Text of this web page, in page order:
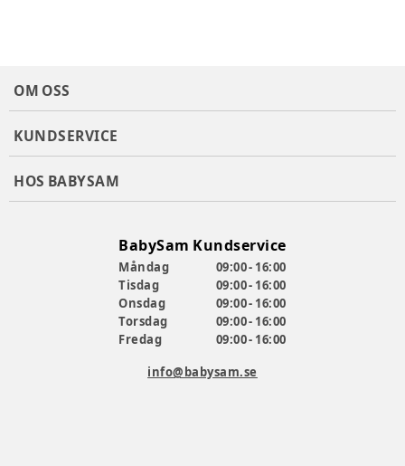
OM OSS
KUNDSERVICE
HOS BABYSAM
BabySam Kundservice
Måndag
09:00 - 16:00
Tisdag
09:00 - 16:00
Onsdag
09:00 - 16:00
Torsdag
09:00 - 16:00
Fredag
09:00 - 16:00
info@babysam.se